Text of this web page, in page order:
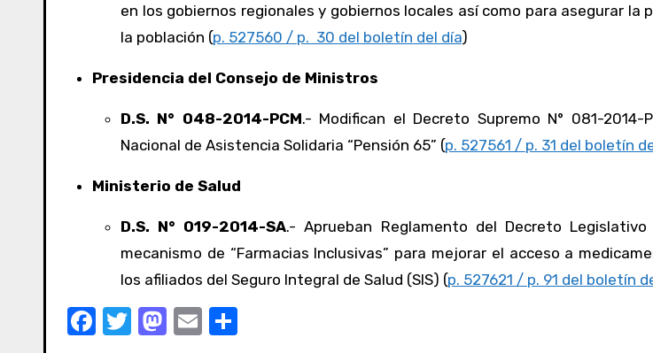
en los gobiernos regionales y gobiernos locales así como para asegurar la
la población (p. 527560 / p. 30 del boletín del día)
Presidencia del Consejo de Ministros
D.S. N° 048-2014-PCM.- Modifican el Decreto Supremo N° 081-2014-
Nacional de Asistencia Solidaria “Pensión 65” (p. 527561 / p. 31 del boletín
Ministerio de Salud
D.S. N° 019-2014-SA.- Aprueban Reglamento del Decreto Legislativo
mecanismo de “Farmacias Inclusivas” para mejorar el acceso a
los afiliados del Seguro Integral de Salud (SIS) (p. 527621 / p. 91 del boletín
F
T
M E